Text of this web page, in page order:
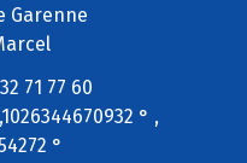
Garenne
71 77 60
° ,
°